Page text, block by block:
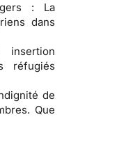
: La
dans
insertion
réfugiés
de
Que